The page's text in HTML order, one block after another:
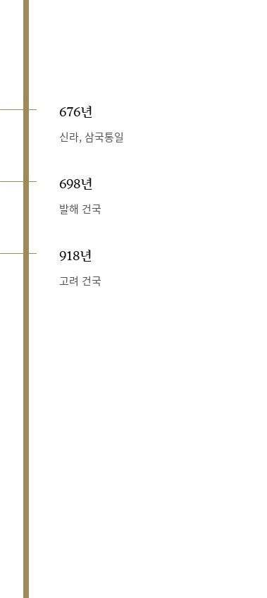
676년
신라, 삼국통일
698년
발해 건국
918년
고려 건국